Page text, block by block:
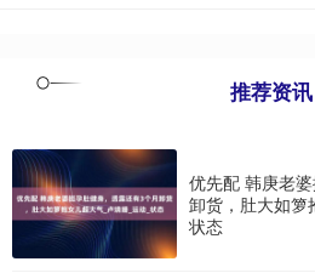
推荐资讯
优先配 韩庚老
卸货，肚大如箩
状态